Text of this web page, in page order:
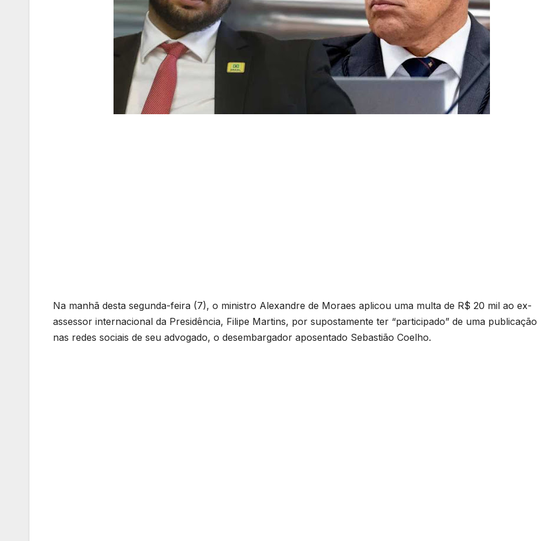
Na manhã desta segunda-feira (7), o ministro Alexandre de Moraes aplicou uma multa de R$ 20 mil ao ex-
assessor internacional da Presidência, Filipe Martins, por supostamente ter “participado” de uma publicação
nas redes sociais de seu advogado, o desembargador aposentado Sebastião Coelho.